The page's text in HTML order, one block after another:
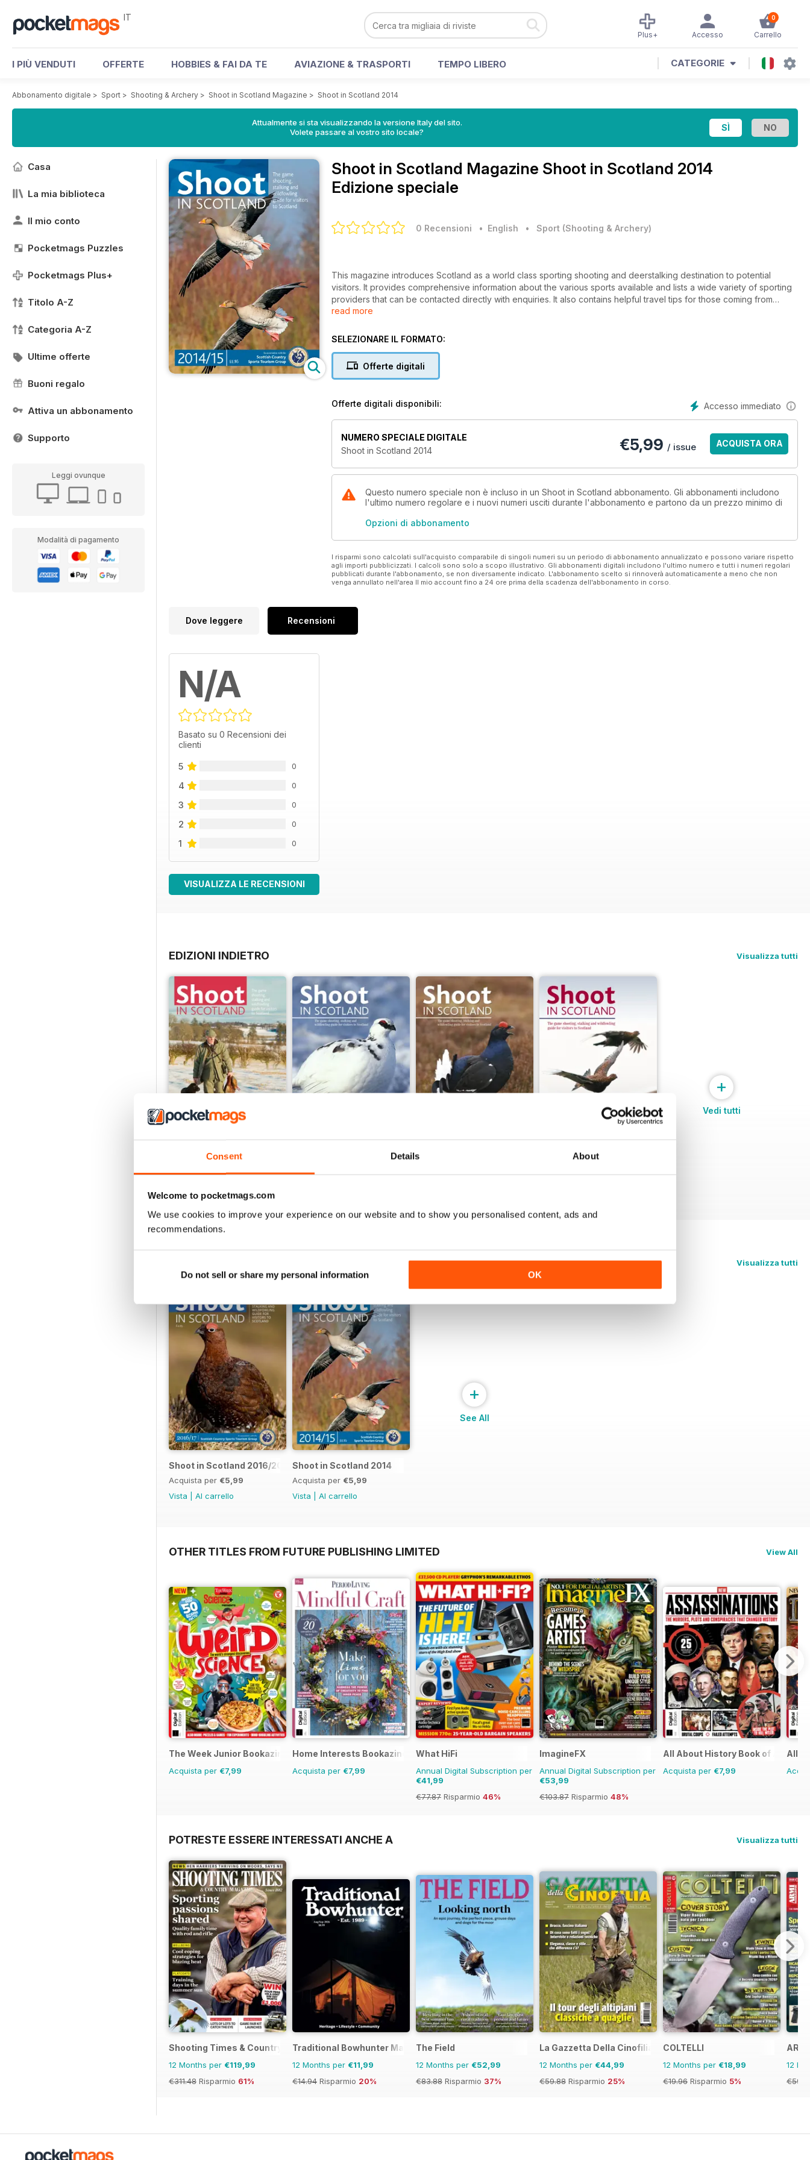
Consent Details About
Welcome to pocketmags.com
We use cookies to improve your experience on our website and to show you personalised content, ads and
recommendations.
Do not sell or share my personal information OK
IT 0
Carrello
Accesso
Plus+
I PIÙ VENDUTI OFFERTE HOBBIES & FAI DA TE AVIAZIONE & TRASPORTI TEMPO LIBERO CATEGORIE
Abbonamento digitale > Sport > Shooting & Archery > Shoot in Scotland Magazine > Shoot in Scotland 2014
Attualmente si sta visualizzando la versione Italy del sito.
Volete passare al vostro sito locale?
Casa
La mia biblioteca
Il mio conto
Pocketmags Puzzles
Pocketmags Plus+
Titolo A-Z
Categoria A-Z
Ultime offerte
Buoni regalo
Attiva un abbonamento
Supporto
Leggi ovunque
Modalità di pagamento
Shoot in Scotland Magazine Shoot in Scotland 2014
Edizione speciale
0 Recensioni • English • Sport (Shooting & Archery)
This magazine introduces Scotland as a world class sporting shooting and deerstalking destination to potential
visitors. It provides comprehensive information about the various sports available and lists a wide variety of sporting
providers that can be contacted directly with enquiries. It also contains helpful travel tips for those coming from
overseas.
trip. Visit the website www.countrysportscotland.com for more information and sporting opportunities.
read more
SELEZIONARE IL FORMATO:
Offerte digitali
Accesso immediato
Offerte digitali disponibili:
NUMERO SPECIALE DIGITALE
Shoot in Scotland 2014
€5,99 / issue ACQUISTA ORA
Questo numero speciale non è incluso in un Shoot in Scotland abbonamento. Gli abbonamenti includono
l'ultimo numero regolare e i nuovi numeri usciti durante l'abbonamento e partono da un prezzo minimo di
Opzioni di abbonamento
I risparmi sono calcolati sull'acquisto comparabile di singoli numeri su un periodo di abbonamento annualizzato e possono variare rispetto
agli importi pubblicizzati. I calcoli sono solo a scopo illustrativo. Gli abbonamenti digitali includono l'ultimo numero e tutti i numeri regolari
pubblicati durante l'abbonamento, se non diversamente indicato. L'abbonamento scelto si rinnoverà automaticamente a meno che non
venga annullato nell'area Il mio account fino a 24 ore prima della scadenza dell'abbonamento in corso.
Dove leggere Recensioni
N/A
Basato su 0 Recensioni dei
clienti
5 0
4 0
3 0
2 0
1 0
VISUALIZZA LE RECENSIONI
EDIZIONI INDIETRO Visualizza tutti
Shoot in Scotland 2012
Acquista per€5,99
Shoot in Scotland 2009
Acquista per€5,99
Shoot in Scotland 2010
Acquista per€5,99
Shoot in Scotland 2011
Acquista per€5,99
+
Vedi tutti
Visualizza tutti
Shoot in Scotland 2016/2017
Acquista per €5,99
Vista
Al carrello
Shoot in Scotland 2014
Acquista per €5,99
Vista
Al carrello
+
See All
OTHER TITLES FROM FUTURE PUBLISHING LIMITED View All
The Week Junior Bookazine
Acquista per €7,99
Home Interests Bookazine
Acquista per €7,99
What HiFi
Annual Digital Subscription per
€41,99
€77.87 Risparmio 46%
ImagineFX
Annual Digital Subscription per
€53,99
€103.87 Risparmio 48%
All About History Book of
Acquista per €7,99
All
POTRESTE ESSERE INTERESSATI ANCHE A Visualizza tutti
Shooting Times & Country
12 Months per €119,99
€311.48 Risparmio 61%
Traditional Bowhunter Magazine
12 Months per €11,99
€14.94 Risparmio 20%
The Field
12 Months per €52,99
€83.88 Risparmio 37%
La Gazzetta Della Cinofilia Venatoria
12 Months per €44,99
€59.88 Risparmio 25%
COLTELLI
12 Months per €18,99
€19.96 Risparmio 5%
12